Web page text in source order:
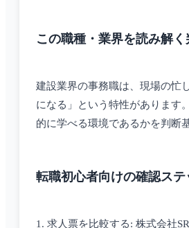
この職種・業界を読み解
建設業界の事務職は、現場の忙
になる」という特性があります
的に学べる環境であるかを判断
転職初心者向けの確認ステ
1. 求人票を比較する: 株式会社